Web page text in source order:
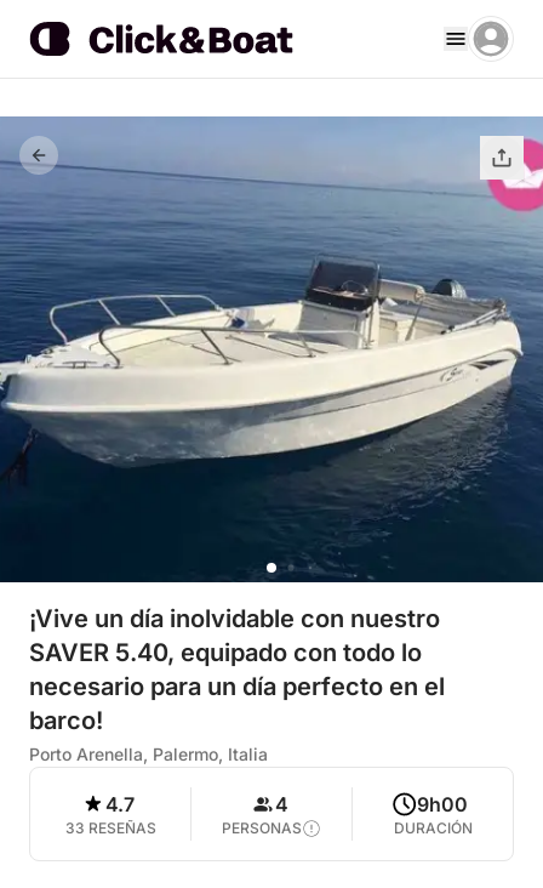
¡Vive un día inolvidable con nuestro
SAVER 5.40, equipado con todo lo
necesario para un día perfecto en el
barco!
Porto Arenella, Palermo, Italia
4.7
33 RESEÑAS
4
PERSONAS
9h00
DURACIÓN